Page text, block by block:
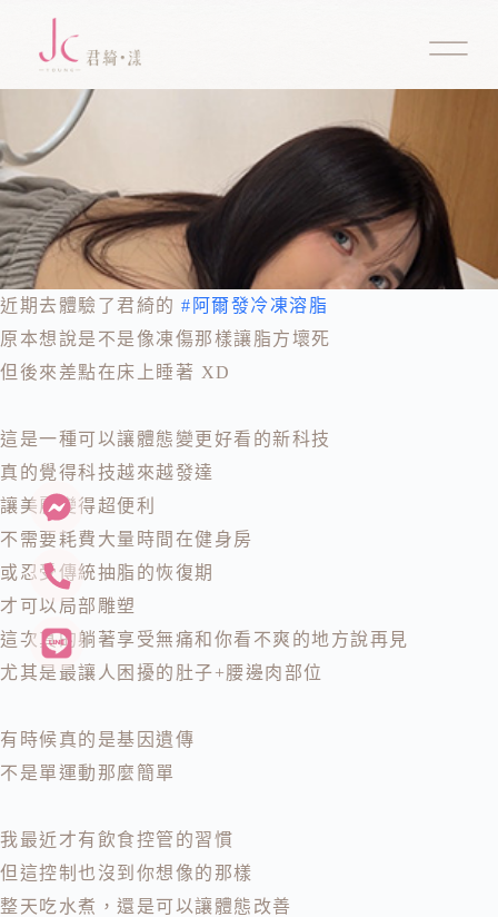
近期去體驗了君綺的 #阿爾發冷凍溶脂
原本想說是不是像凍傷那樣讓脂方壞死
但後來差點在床上睡著 XD
這是一種可以讓體態變更好看的新科技
真的覺得科技越來越發達
讓美麗變得超便利
不需要耗費大量時間在健身房
或忍受傳統抽脂的恢復期
才可以局部雕塑
這次真的躺著享受無痛和你看不爽的地方說再見
尤其是最讓人困擾的肚子+腰邊肉部位
有時候真的是基因遺傳
不是單運動那麼簡單
我最近才有飲食控管的習慣
但這控制也沒到你想像的那樣
整天吃水煮，還是可以讓體態改善